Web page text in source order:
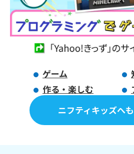
ゲーム
作る・楽しむ
ニフティキッズへ